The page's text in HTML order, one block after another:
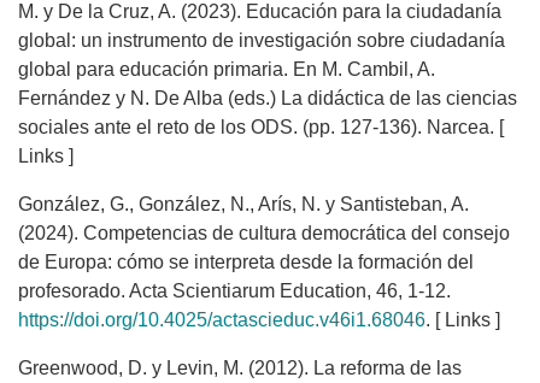
M. y De la Cruz, A. (2023). Educación para la ciudadanía
global: un instrumento de investigación sobre ciudadanía
global para educación primaria. En M. Cambil, A.
Fernández y N. De Alba (eds.) La didáctica de las ciencias
sociales ante el reto de los ODS. (pp. 127-136). Narcea. [
Links ]
González, G., González, N., Arís, N. y Santisteban, A.
(2024). Competencias de cultura democrática del consejo
de Europa: cómo se interpreta desde la formación del
profesorado. Acta Scientiarum Education, 46, 1-12.
https://doi.org/10.4025/actascieduc.v46i1.68046. [ Links ]
Greenwood, D. y Levin, M. (2012). La reforma de las